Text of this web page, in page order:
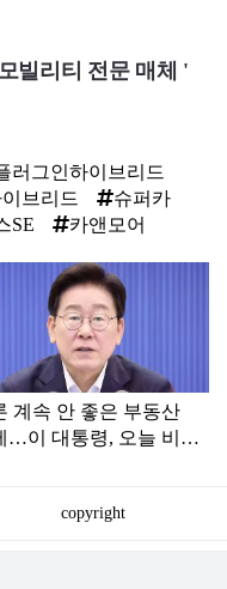
빌리티 전문 매체 '
러그인하이브리드
브리드
슈퍼카
SE 카앤모어
계속 안 좋은 부동산
…이 대통령, 오늘 비공
copyright